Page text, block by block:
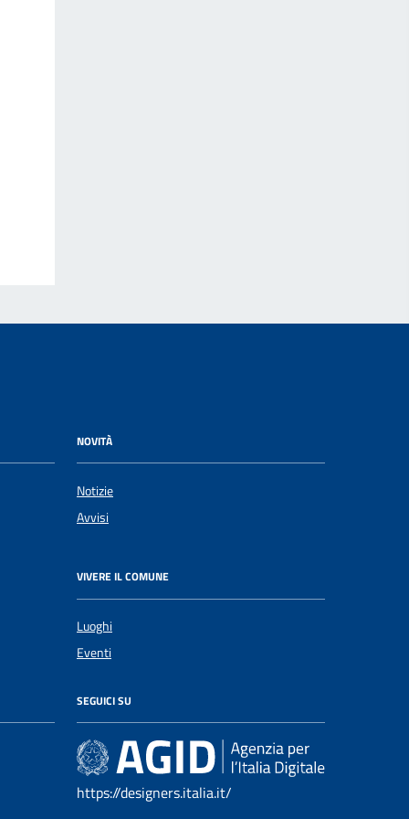
NOVITÀ
Notizie
Avvisi
VIVERE IL COMUNE
Luoghi
Eventi
SEGUICI SU
https://designers.italia.it/